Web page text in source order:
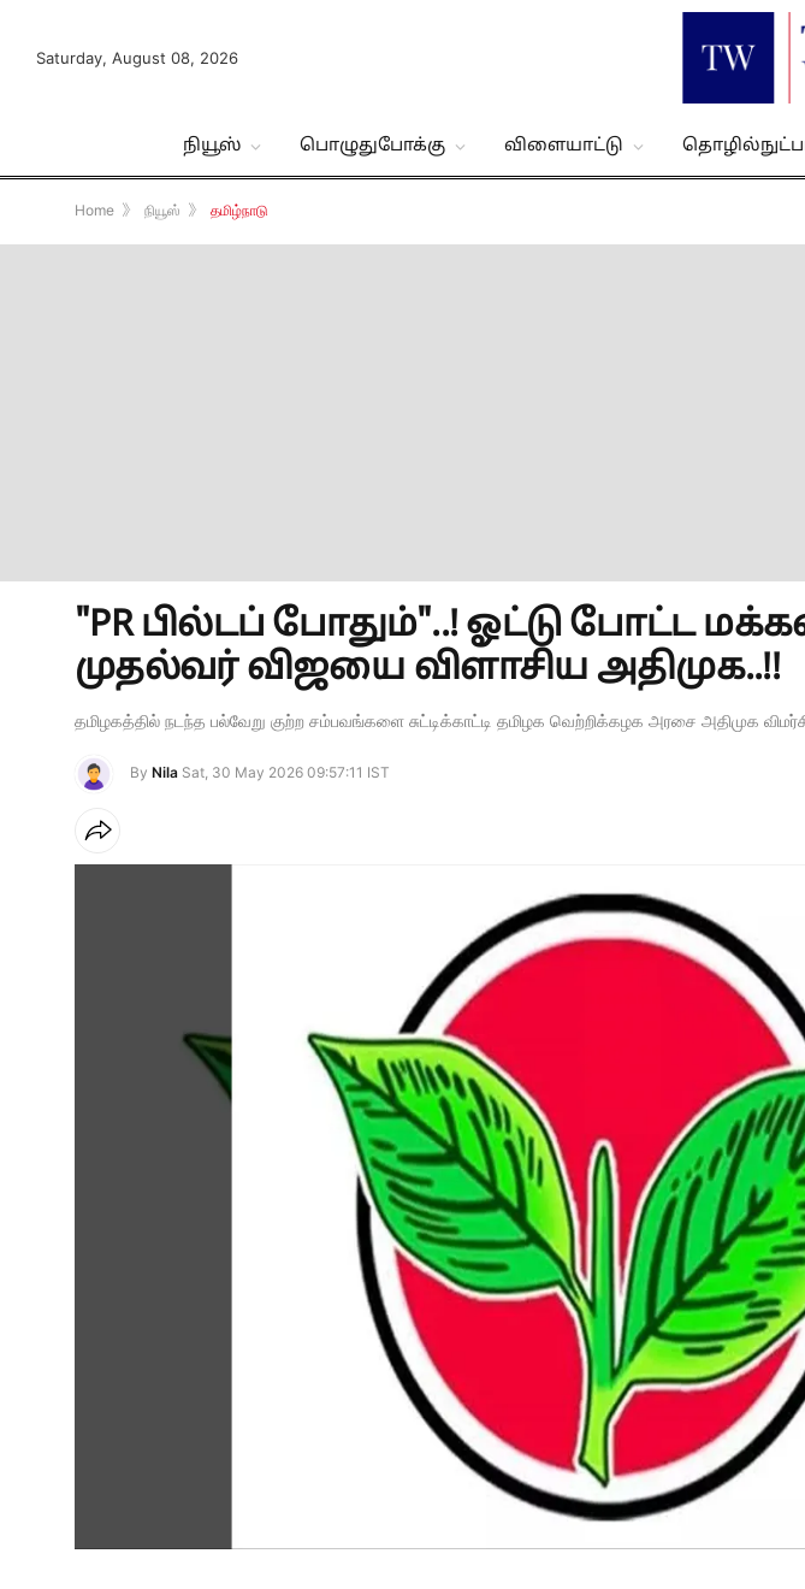
Saturday, August 08, 2026
நியூஸ் பொழுதுபோக்கு விளையாட்டு
Home 》 நியூஸ் 》 தமிழ்நாடு
"PR பில்டப் போதும்"..! ஓட்டு போட்ட
முதல்வர் விஜயை விளாசிய அதிமுக..!!
தமிழகத்தில் நடந்த பல்வேறு குற்ற சம்பவங்களை சுட்டிக்காட்டி தமிழக வெற்றிக்கழக அரசை அதிமுக
By Nila Sat, 30 May 2026 09:57:11 IST